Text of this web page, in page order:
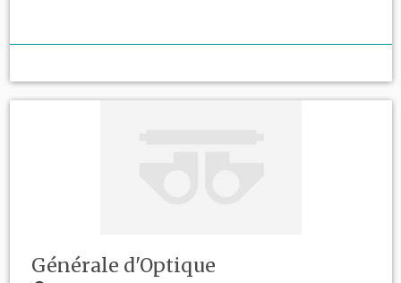
Générale d'Optique